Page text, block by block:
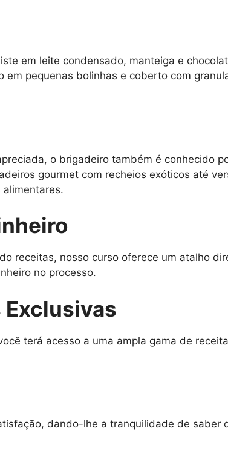
em leite condensado, manteiga e
em pequenas bolinhas e coberto com
o brigadeiro também é conhecido
gourmet com recheios exóticos até
receitas, nosso curso oferece um atalho
no processo.
Exclusivas
terá acesso a uma ampla gama de
dando-lhe a tranquilidade de saber